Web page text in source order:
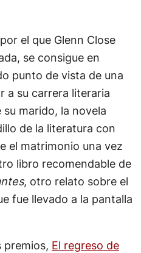
el que Glenn Close
se consigue en
punto de vista de una
a su carrera literaria
marido, la novela
de la literatura con
el matrimonio una vez
libro recomendable de
, otro relato sobre el
fue llevado a la pantalla
premios, El regreso de